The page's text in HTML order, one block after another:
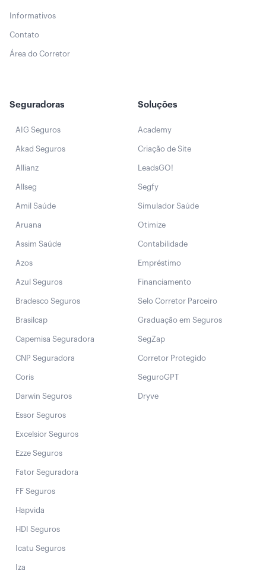
Informativos
Contato
Área do Corretor
Seguradoras
AIG Seguros
Akad Seguros
Allianz
Allseg
Amil Saúde
Aruana
Assim Saúde
Azos
Azul Seguros
Bradesco Seguros
Brasilcap
Capemisa Seguradora
CNP Seguradora
Coris
Darwin Seguros
Essor Seguros
Excelsior Seguros
Ezze Seguros
Fator Seguradora
FF Seguros
Hapvida
HDI Seguros
Icatu Seguros
Iza
Soluções
Academy
Criação de Site
LeadsGO!
Segfy
Simulador Saúde
Otimize
Contabilidade
Empréstimo
Financiamento
Selo Corretor Parceiro
Graduação em Seguros
SegZap
Corretor Protegido
SeguroGPT
Dryve